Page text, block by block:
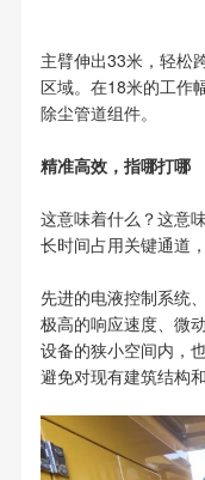
主臂伸出33米，轻松
区域。在18米的工作
除尘管道组件。
精准高效，指哪打哪
这意味着什么？这意
长时间占用关键通道
先进的电液控制系统
极高的响应速度、微
设备的狭小空间内，
避免对现有建筑结构